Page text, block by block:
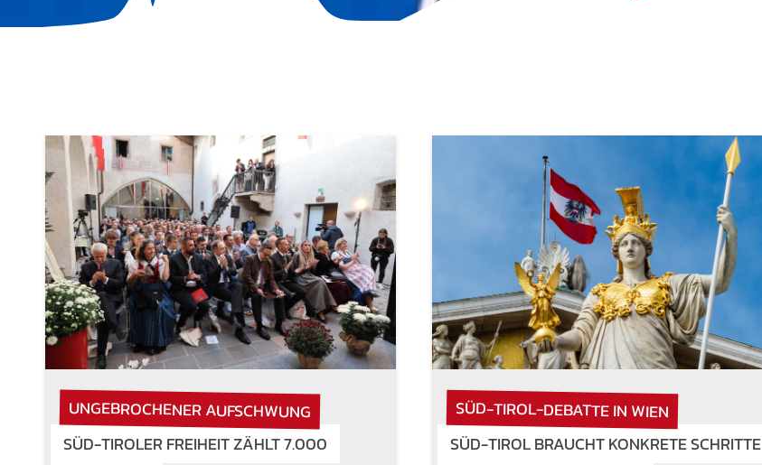
UNGEBROCHENER AUFSCHWUNG
SÜD-TIROLER FREIHEIT ZÄHLT 7.000
SÜD-TIROL-DEBATTE IN WIEN
SÜD-TIROL BRAUCHT KONKRETE SCHRITTE